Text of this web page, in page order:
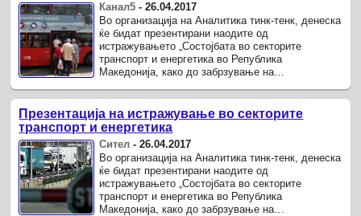
Канал5 -26.04.2017
Во организација на Аналитика тинк-тенк, денеска
ќе бидат презентирани наодите од
истражувањето „Состојбата во секторите
транспорт и енергетика во Република
Македонија, како до забрзување на
проектот „ИПА2 ...
Презентација на истражување во секторите
транспорт и енергетика
Сител -26.04.2017
Во организација на Аналитика тинк-тенк, денеска
ќе бидат презентирани наодите од
истражувањето „Состојбата во секторите
транспорт и енергетика во Република
Македонија, како до забрзување на